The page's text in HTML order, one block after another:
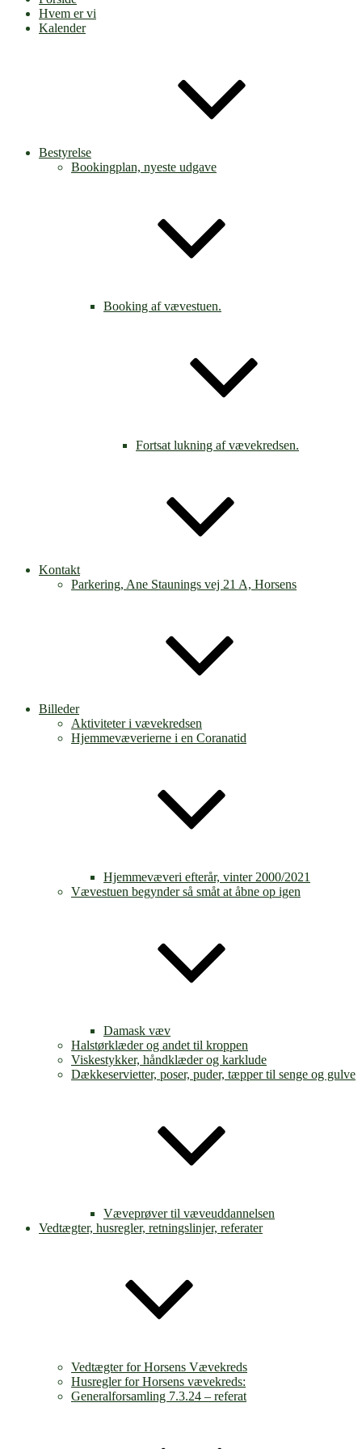
Hvem er vi
Kalender
Bestyrelse
Bookingplan, nyeste udgave
Booking af vævestuen.
Fortsat lukning af vævekredsen.
Kontakt
Parkering, Ane Staunings vej 21 A, Horsens
Billeder
Aktiviteter i vævekredsen
Hjemmevæverierne i en Coranatid
Hjemmevæveri efterår, vinter 2000/2021
Vævestuen begynder så småt at åbne op igen
Damask væv
Halstørklæder og andet til kroppen
Viskestykker, håndklæder og karklude
Dækkeservietter, poser, puder, tæpper til senge og gulve
Væveprøver til væveuddannelsen
Vedtægter, husregler, retningslinjer, referater
Vedtægter for Horsens Vævekreds
Husregler for Horsens vævekreds:
Generalforsamling 7.3.24 – referat